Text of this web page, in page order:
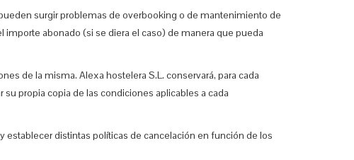
surgir problemas de overbooking o de mantenimiento de
importe abonado (si se diera el caso) de manera que pueda
de la misma. Alexa hostelera S.L. conservará, para cada
propia copia de las condiciones aplicables a cada
establecer distintas políticas de cancelación en función de los